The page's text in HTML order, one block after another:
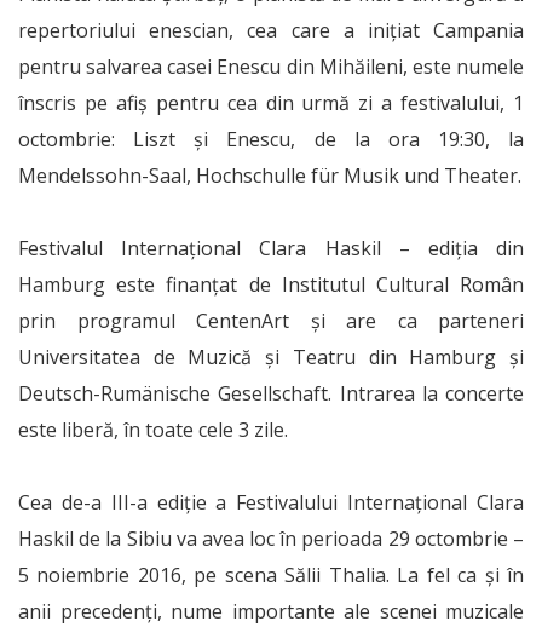
repertoriului enescian, cea care a inițiat Campania
pentru salvarea casei Enescu din Mihăileni, este numele
înscris pe afiș pentru cea din urmă zi a festivalului, 1
octombrie: Liszt și Enescu, de la ora 19:30, la
Mendelssohn-Saal, Hochschulle für Musik und Theater.
Festivalul Internațional Clara Haskil – ediția din
Hamburg este finanțat de Institutul Cultural Român
prin programul CentenArt și are ca parteneri
Universitatea de Muzică și Teatru din Hamburg și
Deutsch-Rumänische Gesellschaft. Intrarea la concerte
este liberă, în toate cele 3 zile.
Cea de-a III-a ediție a Festivalului Internațional Clara
Haskil de la Sibiu va avea loc în perioada 29 octombrie –
5 noiembrie 2016, pe scena Sălii Thalia. La fel ca și în
anii precedenți, nume importante ale scenei muzicale